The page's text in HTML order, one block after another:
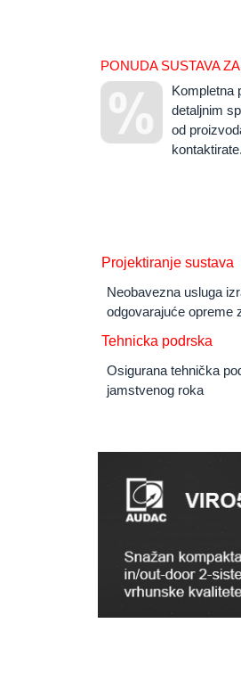
PONUDA SUSTAVA
Kompletna
detaljnim
od
kontaktirate.
Projektiranje sustava
Neobavezna usluga
odgovarajuće opreme
Tehnicka podrska
Osigurana tehnička
jamstvenog roka